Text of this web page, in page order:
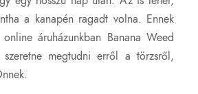
a kanapén ragadt volna. Ennek
online áruházunkban Banana Weed
megtudni erről a törzsről,